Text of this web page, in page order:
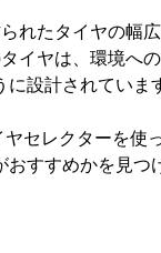
れたタイヤの幅
イヤは、環境へ
に設計されていま
ヤセレクターを使
すすめかを見つ